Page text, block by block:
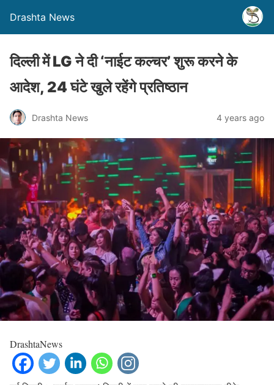
Drashta News
दिल्ली में LG ने दी ‘नाईट कल्चर’ शुरू करने के
आदेश, 24 घंटे खुले रहेंगे प्रतिष्ठान
Drashta News 4 years ago
DrashtaNews